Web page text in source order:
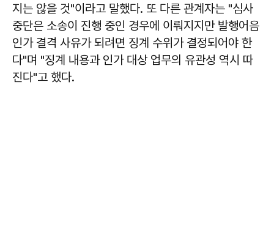
지는 않을 것"이라고 말했다. 또 다른 관계자는 "심사
중단은 소송이 진행 중인 경우에 이뤄지지만 발행어음
인가 결격 사유가 되려면 징계 수위가 결정되어야 한
다"며 "징계 내용과 인가 대상 업무의 유관성 역시 따
진다"고 했다.